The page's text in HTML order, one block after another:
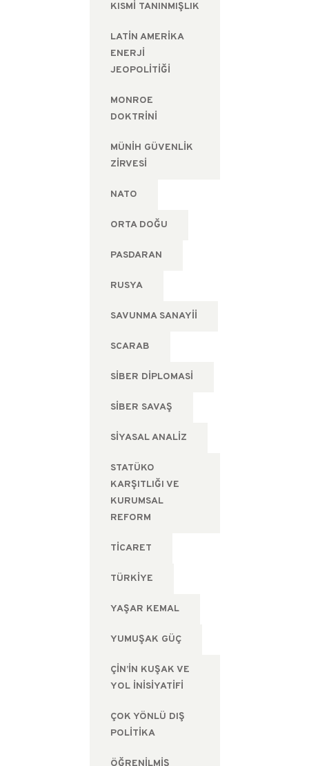
KISMI TANINMIŞLIK
LATIN AMERIKA
ENERJI
JEOPOLITIĞI
MONROE
DOKTRINI
MÜNIH GÜVENLIK
ZIRVESI
NATO
ORTA DOĞU
PASDARAN
RUSYA
SAVUNMA SANAYII
SCARAB
SIBER DIPLOMASI
SIBER SAVAŞ
SIYASAL ANALIZ
STATÜKO
KARŞITLIĞI VE
KURUMSAL
REFORM
TICARET
TÜRKIYE
YAŞAR KEMAL
YUMUŞAK GÜÇ
ÇIN’IN KUŞAK VE
YOL İNISIYATIFI
ÇOK YÖNLÜ DIŞ
POLITIKA